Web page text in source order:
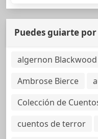
Puedes guiarte
algernon Blackwood
Ambrose Bierce
Colección de
cuentos de terror